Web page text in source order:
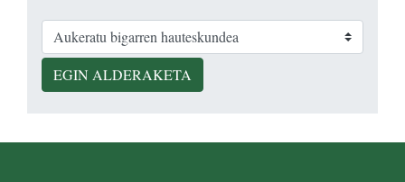
EGIN ALDERAKETA